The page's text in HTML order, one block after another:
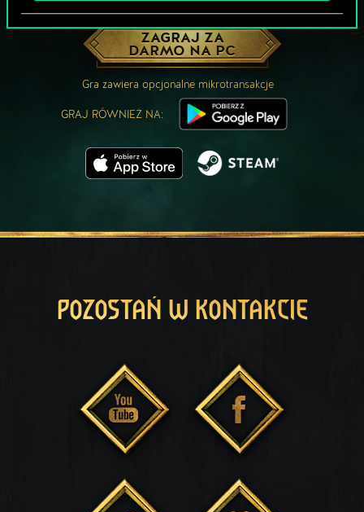
ZAGRAJ ZA
DARMO NA PC
Gra zawiera opcjonalne mikrotransakcje
GRAJ RÓWNIEŻ NA:
POZOSTAŃ W KONTAKCIE